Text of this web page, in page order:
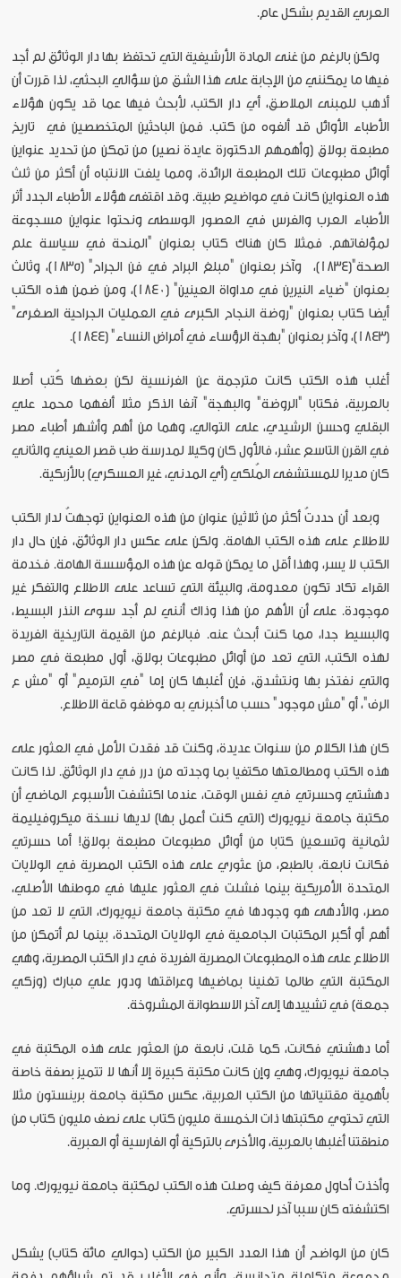
العربي القديم بشكل عام.
ولكن بالرغم من غنى المادة الأرشيفية التي تحتفظ بها دار الوثائق لم أجد
فيها ما يمكنني من الإجابة على هذا الشق من سؤالي البحثي، لذا قررت أن
أذهب للمبنى الملاصق، أي دار الكتب، لأبحث فيها عما قد يكون هؤلاء
الأطباء الأوائل قد ألفوه من كتب. فمن الباحثين المتخصصين في تاريخ
مطبعة بولاق (وأهمهم الدكتورة عايدة نصير) من تمكن من تحديد عنواين
أوائل مطبوعات تلك المطبعة الرائدة، ومما يلفت الانتباه أن أكثر من ثلث
هذه العنواين كانت في مواضيع طبية. وقد اقتفى هؤلاء الأطباء الجدد أثر
الأطباء العرب والفرس في العصور الوسطى ونحتوا عنواين مسجوعة
لمؤلفاتهم. فمثلا كان هناك كتاب بعنوان "المنحة في سياسة علم
الصحة"(1834)، وآخر بعنوان "مبلغ البراح في فن الجراح" (1835)، وثالث
بعنوان "ضياء النيرين في مداواة العينين" (1840)، ومن ضمن هذه الكتب
أيضا كتاب بعنوان "روضة النجاح الكبرى في العمليات الجراحية الصغرى"
(1843)، وآخر بعنوان "بهجة الرؤساء في أمراض النساء" (1844).
أغلب هذه الكتب كانت مترجمة عن الفرنسية لكن بعضها كُتب أصلا
بالعربية، فكتابا "الروضة" والبهجة" آنفا الذكر مثلا ألفهما محمد علي
البقلي وحسن الرشيدي، على التوالي، وهما من أهم وأشهر أطباء مصر
في القرن التاسع عشر، فالأول كان وكيلا لمدرسة طب قصر العيني والثاني
كان مديرا للمستشفى المُلكي (أي المدني، غير العسكري) بالأزبكية.
وبعد أن حددتُ أكثر من ثلاثين عنوان من هذه العنواين توجهتُ لدار الكتب
للاطلاع على هذه الكتب الهامة. ولكن على عكس دار الوثائق، فإن حال دار
الكتب لا يسر، وهذا أقل ما يمكن قوله عن هذه المؤسسة الهامة. فخدمة
القراء تكاد تكون معدومة، والبيئة التي تساعد على الاطلاع والتفكر غير
موجودة. على أن الأهم من هذا وذاك أنني لم أجد سوى النذر البسيط،
والبسيط جدا، مما كنت أبحث عنه. فبالرغم من القيمة التاريخية الفريدة
لهذه الكتب، التي تعد من أوائل مطبوعات بولاق، أول مطبعة في مصر
والتي نفتخر بها ونتشدق، فإن أغلبها كان إما "في الترميم" أو "مش ع
الرف"، أو "مش موجود" حسب ما أخبرني به موظفو قاعة الاطلاع.
كان هذا الكلام من سنوات عديدة، وكنت قد فقدت الأمل في العثور على
هذه الكتب ومطالعتها مكتفيا بما وجدته من درر في دار الوثائق. لذا كانت
دهشتي وحسرتي في نفس الوقت، عندما اكتشفت الأسبوع الماضي أن
مكتبة جامعة نيويورك (التي كنت أعمل بها) لديها نسخة ميكروفيليمة
لثمانية وتسعين كتابا من أوائل مطبوعات مطبعة بولاق! أما حسرتي
فكانت نابعة، بالطبع، من عثوري على هذه الكتب المصرية في الولايات
المتحدة الأمريكية بينما فشلت في العثور عليها في موطنها الأصلي،
مصر، والأدهى هو وجودها في مكتبة جامعة نيويورك، التي لا تعد من
أهم أو أكبر المكتبات الجامعية في الولايات المتحدة، بينما لم أتمكن من
الاطلاع على هذه المطبوعات المصرية الفريدة في دار الكتب المصرية، وهي
المكتبة التي طالما تغنينا بماضيها وعراقتها ودور علي مبارك (وزكي
جمعة) في تشييدها إلى آخر الاسطوانة المشروخة.
أما دهشتي فكانت، كما قلت، نابعة من العثور على هذه المكتبة في
جامعة نيويورك، وهي وإن كانت مكتبة كبيرة إلا أنها لا تتميز بصفة خاصة
بأهمية مقتنياتها من الكتب العربية، عكس مكتبة جامعة برينستون مثلا
التي تحتوي مكتبتها ذات الخمسة مليون كتاب على نصف مليون كتاب من
منطقتنا أغلبها بالعربية، والأخرى بالتركية أو الفارسية أو العبرية.
وأخذت أحاول معرفة كيف وصلت هذه الكتب لمكتبة جامعة نيويورك. وما
اكتشفته كان سببا آخر لحسرتي.
كان من الواضح أن هذا العدد الكبير من الكتب (حوالي مائة كتاب) يشكل